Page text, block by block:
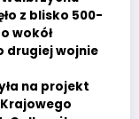
z blisko 500-
wokół
drugiej wojnie
na projekt